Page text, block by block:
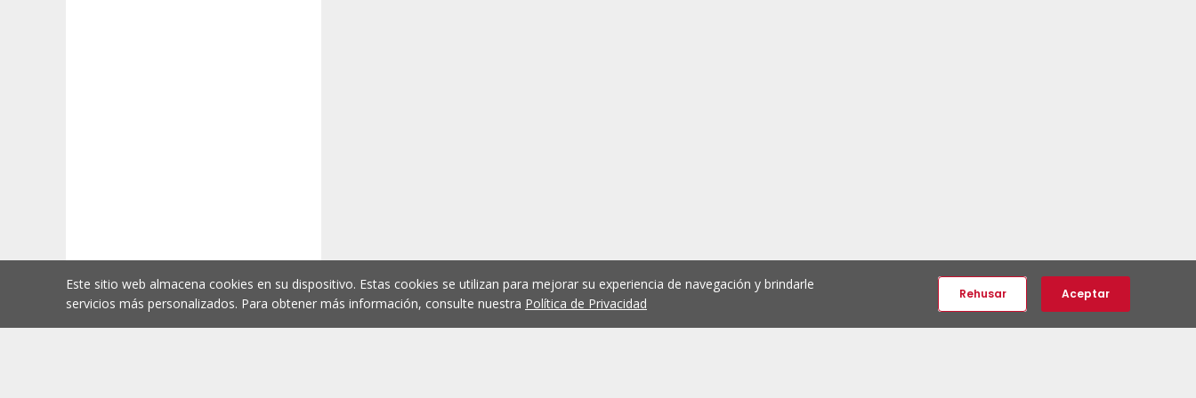
Este sitio web almacena cookies en su dispositivo. Estas cookies se utilizan para mejorar su experiencia de navegación y brindarle
servicios más personalizados. Para obtener más información, consulte nuestra Política de Privacidad
Rehusar Aceptar